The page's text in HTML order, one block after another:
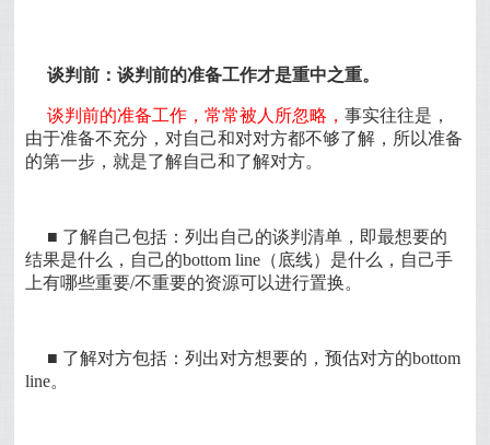
谈判前：谈判前的准备工作才是重中之重。
谈判前的准备工作，常常被人所忽略，事实往往是，
由于准备不充分，对自己和对对方都不够了解，所以准备
的第一步，就是了解自己和了解对方。
■ 了解自己包括：列出自己的谈判清单，即最想要的
结果是什么，自己的bottom line（底线）是什么，自己手
上有哪些重要/不重要的资源可以进行置换。
■ 了解对方包括：列出对方想要的，预估对方的bottom
line。